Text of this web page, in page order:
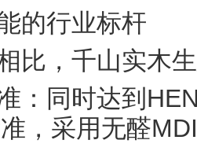
的行业标杆
比，千山实木
：同时达到
，采用无醛